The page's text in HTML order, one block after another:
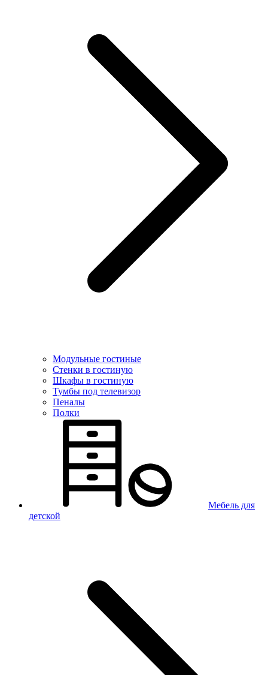
Модульные гостиные
Стенки в гостиную
Шкафы в гостиную
Тумбы под телевизор
Пеналы
Полки
Мебель для
детской